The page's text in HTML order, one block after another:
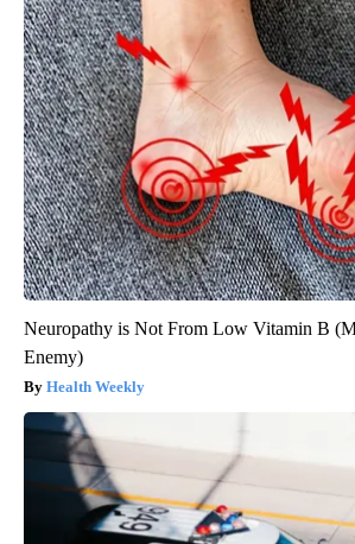
Neuropathy is Not From Low Vitamin B
Enemy)
Health Weekly